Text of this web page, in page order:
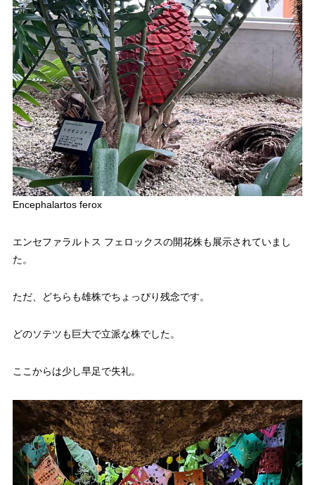
Encephalartos ferox
エンセファラルトス フェロックスの開花株も展示されていまし
た。
ただ、どちらも雄株でちょっぴり残念です。
どのソテツも巨大で立派な株でした。
ここからは少し早足で失礼。